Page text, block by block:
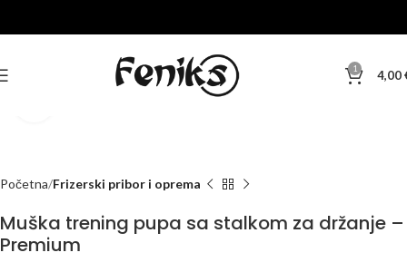
1 4,00
Početna Frizerski pribor i oprema
Muška trening pupa sa stalkom za držanje –
Premium